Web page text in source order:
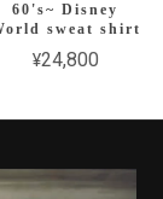
60's~ Disney
sweat shirt
¥24,800